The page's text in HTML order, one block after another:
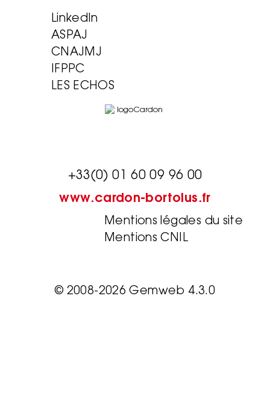
LinkedIn
ASPAJ
CNAJMJ
IFPPC
LES ECHOS
+33(0) 01 60 09 96 00
www.cardon-bortolus.fr
Mentions légales du site
Mentions CNIL
© 2008-2026 Gemweb 4.3.0